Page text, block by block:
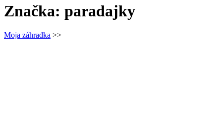
Značka: paradajky
Moja záhradka >>